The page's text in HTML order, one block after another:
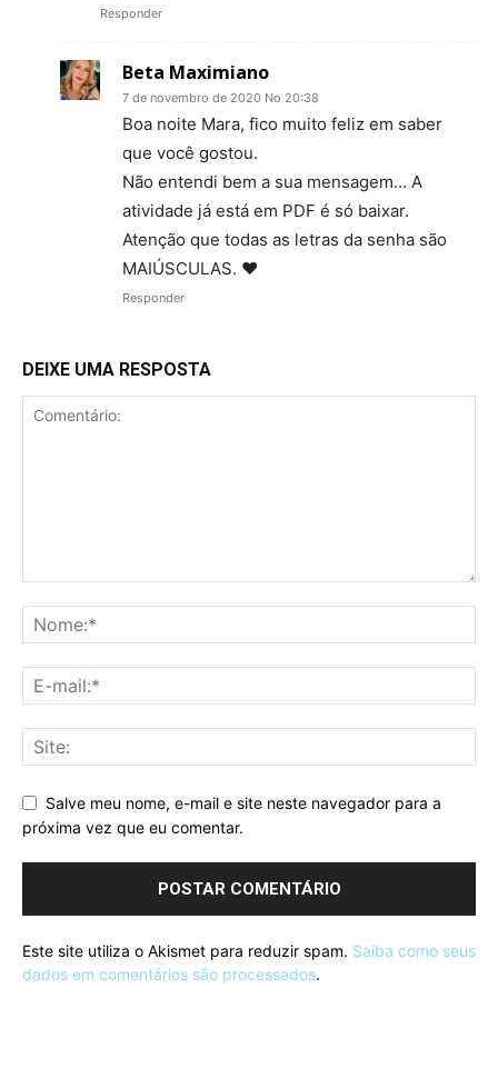
Responder
Beta Maximiano
7 de novembro de 2020 No 20:38
Boa noite Mara, fico muito feliz em saber
que você gostou.
Não entendi bem a sua mensagem… A
atividade já está em PDF é só baixar.
Atenção que todas as letras da senha são
MAIÚSCULAS. ♥
Responder
DEIXE UMA RESPOSTA
Salve meu nome, e-mail e site neste navegador para a
próxima vez que eu comentar.
Este site utiliza o Akismet para reduzir spam. Saiba como seus
dados em comentários são processados.